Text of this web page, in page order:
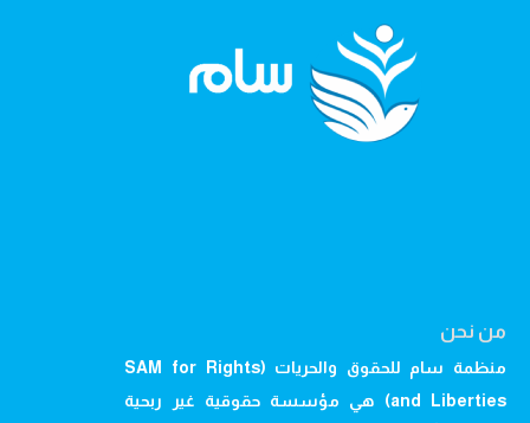
من نحن
منظمة سام للحقوق والحريات (SAM for Rights
and Liberties) هي مؤسسة حقوقية غير ربحية